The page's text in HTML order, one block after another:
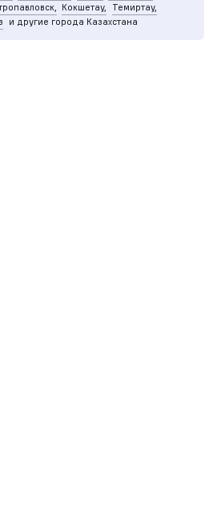
Кокшетау,
Темиртау,
и другие города Казахстана